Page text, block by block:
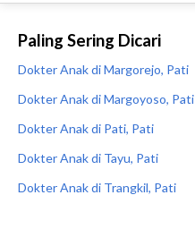
Paling Sering Dicari
Dokter Anak di Margorejo, Pati
Dokter Anak di Margoyoso, Pati
Dokter Anak di Pati, Pati
Dokter Anak di Tayu, Pati
Dokter Anak di Trangkil, Pati